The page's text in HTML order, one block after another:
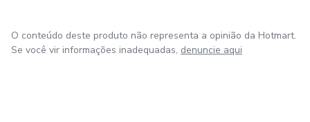
O conteúdo deste produto não representa a opinião da Hotmart.
Se você vir informações inadequadas, denuncie aqui